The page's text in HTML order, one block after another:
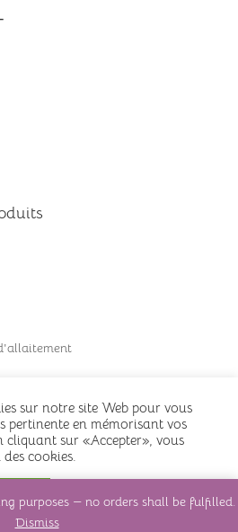
graphiques
sur notre site Web pour vous
pertinente en mémorisant vos
cliquant sur «Accepter», vous
cookies.
purposes — no orders shall be fulfilled.
Dismiss